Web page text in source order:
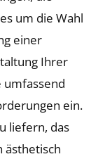
um die Wahl
einer
Ihrer
umfassend
ein.
liefern, das
ästhetisch